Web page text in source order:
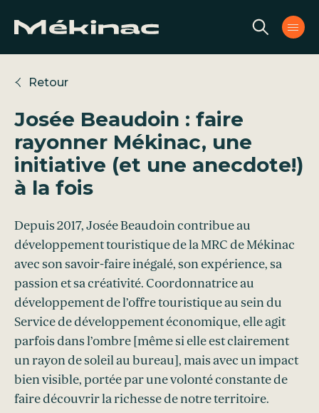
Retour
Josée Beaudoin : faire
rayonner Mékinac, une
initiative (et une anecdote!)
à la fois
Depuis 2017, Josée Beaudoin contribue au
développement touristique de la MRC de Mékinac
avec son savoir-faire inégalé, son expérience, sa
passion et sa créativité. Coordonnatrice au
développement de l’offre touristique au sein du
Service de développement économique, elle agit
parfois dans l’ombre [même si elle est clairement
un rayon de soleil au bureau], mais avec un impact
bien visible, portée par une volonté constante de
faire découvrir la richesse de notre territoire.